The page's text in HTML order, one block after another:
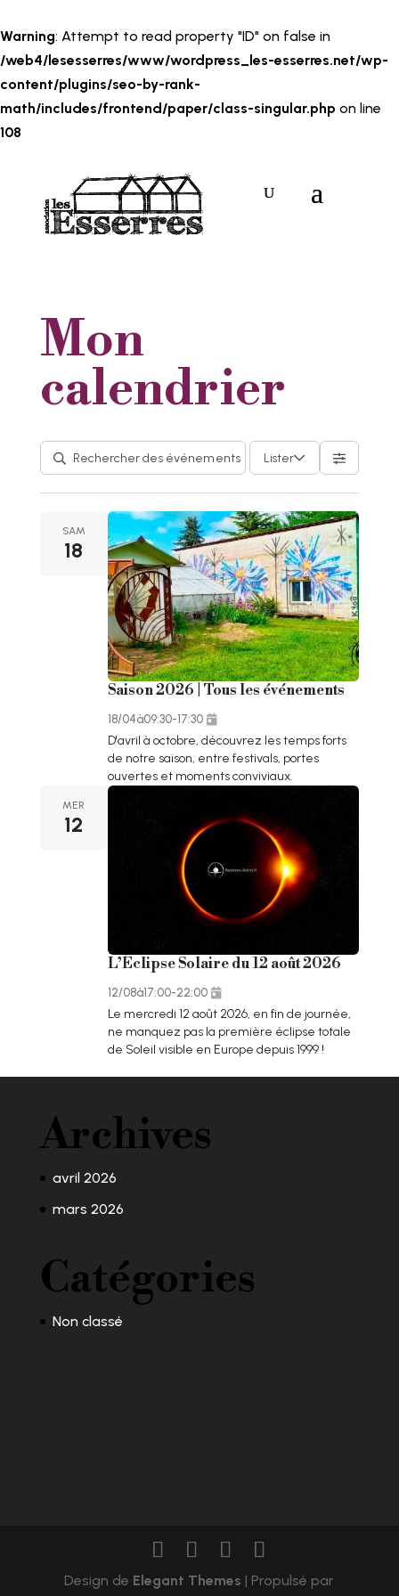
Warning: Attempt to read property "ID" on false in
/web4/lesesserres/www/wordpress_les-esserres.net/wp-
content/plugins/seo-by-rank-
math/includes/frontend/paper/class-singular.php on line
108
Mon
calendrier
Lister
SAM
18
Saison 2026 | Tous les événements
18/04à09:30-17:30
D'avril à octobre, découvrez les temps forts
de notre saison, entre festivals, portes
ouvertes et moments conviviaux.
MER
12
L’Éclipse Solaire du 12 août 2026
12/08à17:00-22:00
Le mercredi 12 août 2026, en fin de journée,
ne manquez pas la première éclipse totale
de Soleil visible en Europe depuis 1999 !
Archives
avril 2026
mars 2026
Catégories
Non classé
Design de Elegant Themes | Propulsé par